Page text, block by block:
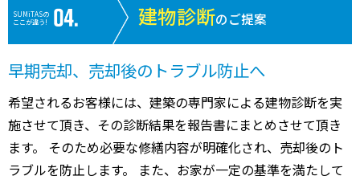
SUMiTASの
ここが違う!
建物診断のご提案
早期売却、売却後のトラブル防止へ
希望されるお客様には、建築の専門家による建物診断を実
施させて頂き、その診断結果を報告書にまとめさせて頂き
ます。 そのため必要な修繕内容が明確化され、売却後のト
ラブルを防止します。 また、お家が一定の基準を満たして